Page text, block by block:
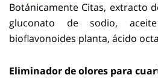
Botánicamente Citas, extracto
gluconato de sodio,
bioflavonoides planta, ácido
Eliminador de olores para